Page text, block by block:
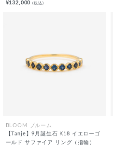
¥132,000(税込)
BLOOM ブルーム
【Tanje】9月誕生石 K18 イエローゴ
ールド サファイア リング（指輪）